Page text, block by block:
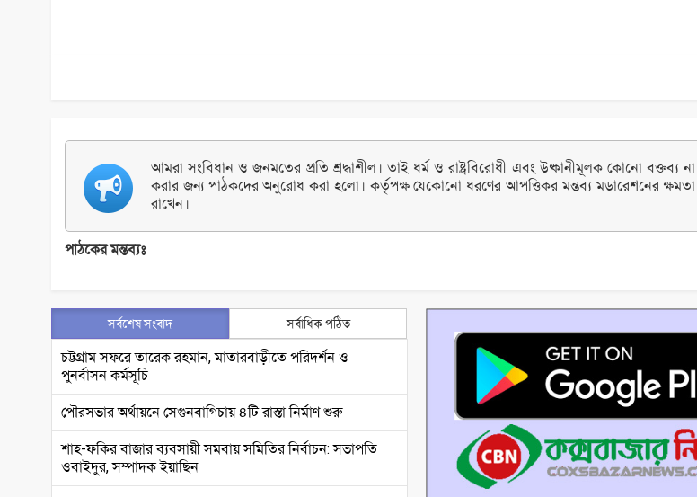
আমরা সংবিধান ও জনমতের প্রতি শ্রদ্ধাশীল। তাই ধর্ম ও রাষ্ট্রবিরোধী এবং উষ্কানীমূলক কোনো বক্তব্য না
করার জন্য পাঠকদের অনুরোধ করা হলো। কর্তৃপক্ষ যেকোনো ধরণের আপত্তিকর মন্তব্য মডারেশনের ক্ষমতা
রাখেন।
পাঠকের মন্তব্যঃ
সর্বশেষ সংবাদ সর্বাধিক পঠিত
চট্টগ্রাম সফরে তারেক রহমান, মাতারবাড়ীতে পরিদর্শন ও
পুনর্বাসন কর্মসূচি
পৌরসভার অর্থায়নে সেগুনবাগিচায় ৪টি রাস্তা নির্মাণ শুরু
শাহ-ফকির বাজার ব্যবসায়ী সমবায় সমিতির নির্বাচন: সভাপতি
ওবাইদুর, সম্পাদক ইয়াছিন